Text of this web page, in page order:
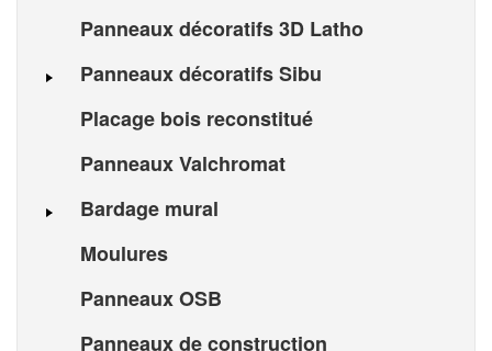
Panneaux décoratifs 3D Latho
Panneaux décoratifs Sibu
Placage bois reconstitué
Panneaux Valchromat
Bardage mural
Moulures
Panneaux OSB
Panneaux de construction